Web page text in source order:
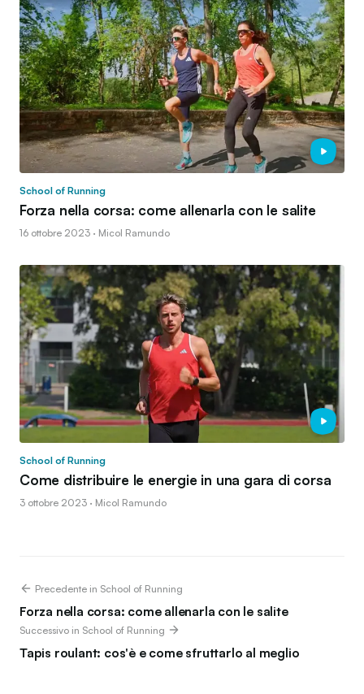
School of Running
Forza nella corsa: come allenarla con le salite
16 ottobre 2023 · Micol Ramundo
School of Running
Come distribuire le energie in una gara di corsa
3 ottobre 2023 · Micol Ramundo
Precedente in School of Running
Forza nella corsa: come allenarla con le salite
Successivo in School of Running
Tapis roulant: cos'è e come sfruttarlo al meglio